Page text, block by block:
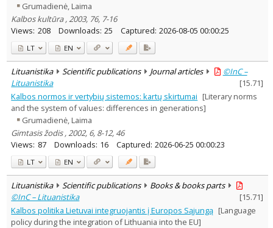
Grumadienė, Laima
Kalbos kultūra , 2003, 76, 7-16
Views: 208 Downloads: 25 Captured: 2026-08-05 00:00:25
LT EN
Lituanistika Scientific publications Journal articles
©InC –
Lituanistika
[15.71]
Kalbos normos ir vertybių sistemos: kartų skirtumai [Literary norms
and the system of values: differences in generations]
Grumadienė, Laima
Gimtasis žodis , 2002, 6, 8-12, 46
Views: 87 Downloads: 16 Captured: 2026-06-25 00:00:23
LT EN
Lituanistika Scientific publications
Books & books parts
©InC – Lituanistika
[15.71]
Kalbos politika Lietuvai integruojantis į Europos Sąjungą [Language
policy during the integration of Lithuania into the EU]